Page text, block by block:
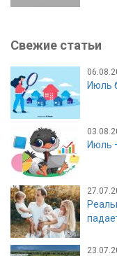
Свежие статьи
Июль
Июль